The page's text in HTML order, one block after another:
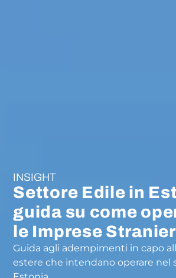
INSIGHT
Settore Edile in
guida su come
le Imprese
Guida agli adempimenti in capo
estere che intendano operare nel